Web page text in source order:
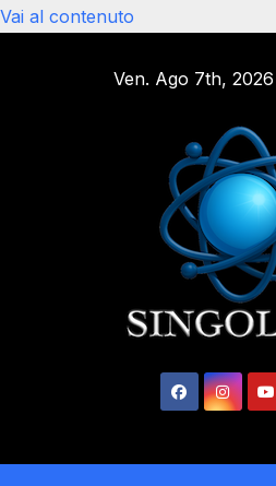
Vai al contenuto
Ven. Ago 7th, 2026